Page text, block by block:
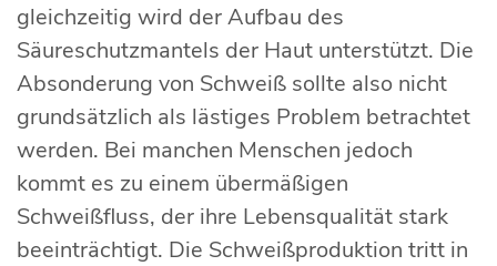
gleichzeitig wird der Aufbau des
Säureschutzmantels der Haut unterstützt. Die
Absonderung von Schweiß sollte also nicht
grundsätzlich als lästiges Problem betrachtet
werden. Bei manchen Menschen jedoch
kommt es zu einem übermäßigen
Schweißfluss, der ihre Lebensqualität stark
beeinträchtigt. Die Schweißproduktion tritt in